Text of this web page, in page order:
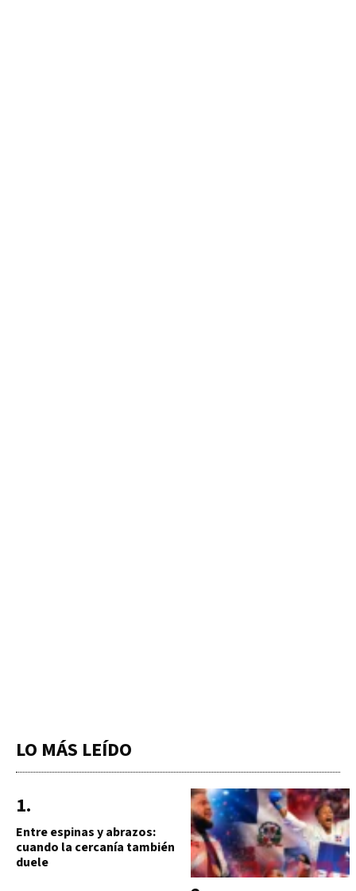
LO MÁS LEÍDO
Entre espinas y abrazos:
cuando la cercanía también
duele